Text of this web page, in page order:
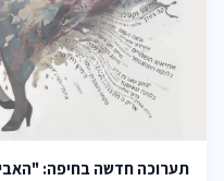
תערוכה חדשה בחיפה: